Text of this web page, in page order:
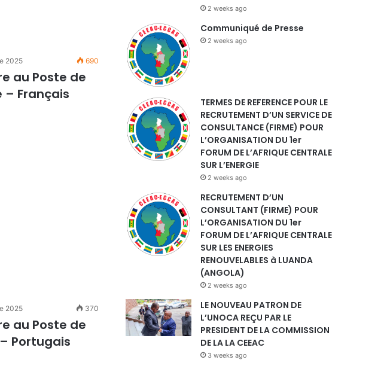
2025 690
au Poste de
– Français
2025 370
au Poste de
Portugais
2 weeks ago
Communiqué de Presse
2 weeks ago
TERMES DE REFERENCE POUR LE
RECRUTEMENT D’UN SERVICE DE
CONSULTANCE (FIRME) POUR
L’ORGANISATION DU 1er
FORUM DE L’AFRIQUE CENTRALE
SUR L’ENERGIE
2 weeks ago
RECRUTEMENT D’UN
CONSULTANT (FIRME) POUR
L’ORGANISATION DU 1er
FORUM DE L’AFRIQUE CENTRALE
SUR LES ENERGIES
RENOUVELABLES à LUANDA
(ANGOLA)
2 weeks ago
LE NOUVEAU PATRON DE
L’UNOCA REÇU PAR LE
PRESIDENT DE LA COMMISSION
DE LA LA CEEAC
3 weeks ago